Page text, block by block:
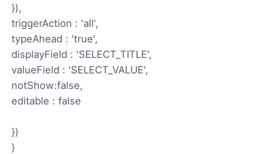
}),
triggerAction : 'all',
typeAhead : 'true',
displayField : 'SELECT_TITLE',
valueField : 'SELECT_VALUE',
notShow:false,
editable : false
})
}